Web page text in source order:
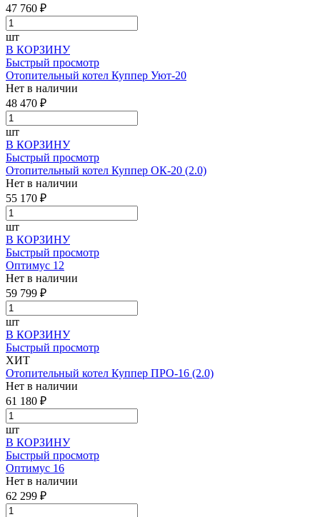
47 760 ₽
шт
В КОРЗИНУ
Быстрый просмотр
Отопительный котел Куппер Уют-20
Нет в наличии
48 470 ₽
шт
В КОРЗИНУ
Быстрый просмотр
Отопительный котел Куппер ОК-20 (2.0)
Нет в наличии
55 170 ₽
шт
В КОРЗИНУ
Быстрый просмотр
Оптимус 12
Нет в наличии
59 799 ₽
шт
В КОРЗИНУ
Быстрый просмотр
ХИТ
Отопительный котел Куппер ПРО-16 (2.0)
Нет в наличии
61 180 ₽
шт
В КОРЗИНУ
Быстрый просмотр
Оптимус 16
Нет в наличии
62 299 ₽